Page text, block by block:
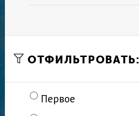
ОТФИЛЬТРОВАТЬ:
Первое